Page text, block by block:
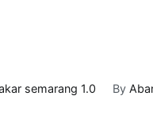
semarang 1.0 By